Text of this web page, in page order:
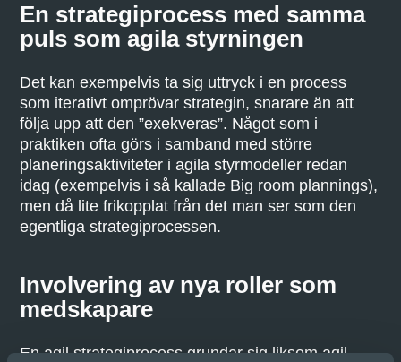
En strategiprocess med samma
puls som agila styrningen
Det kan exempelvis ta sig uttryck i en process
som iterativt omprövar strategin, snarare än att
följa upp att den ”exekveras”. Något som i
praktiken ofta görs i samband med större
planeringsaktiviteter i agila styrmodeller redan
idag (exempelvis i så kallade Big room plannings),
men då lite frikopplat från det man ser som den
egentliga strategiprocessen.
Involvering av nya roller som
medskapare
En agil strategiprocess grundar sig liksom agil